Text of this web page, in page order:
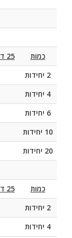
כמות
25 דף - מקור + 2 העתקים
2 יחידות
4 יחידות
6 יחידות
10 יחידות
20 יחידות
כמות
25 דף - מקור + 2 העתקים
2 יחידות
4 יחידות